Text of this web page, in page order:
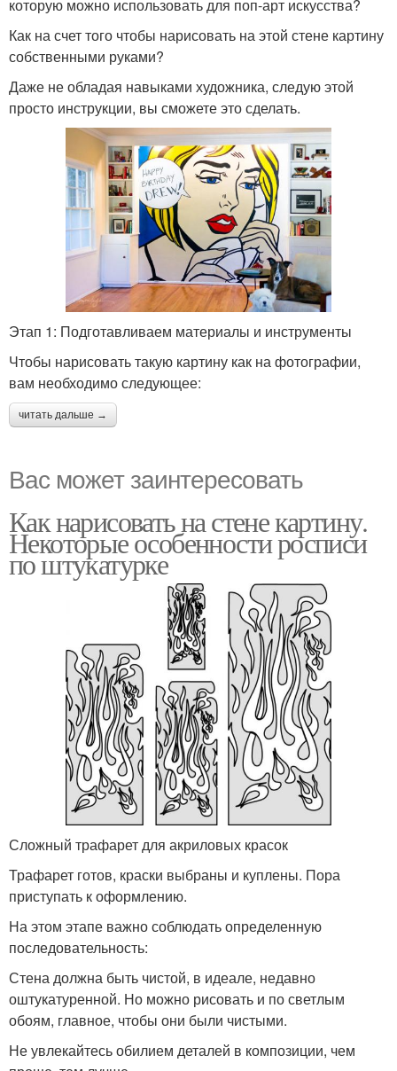
которую можно использовать для поп-арт искусства?
Как на счет того чтобы нарисовать на этой стене картину
собственными руками?
Даже не обладая навыками художника, следую этой
просто инструкции, вы сможете это сделать.
Этап 1: Подготавливаем материалы и инструменты
Чтобы нарисовать такую картину как на фотографии,
вам необходимо следующее:
читать дальше →
Вас может заинтересовать
Как нарисовать на стене картину.
Некоторые особенности росписи
по штукатурке
Сложный трафарет для акриловых красок
Трафарет готов, краски выбраны и куплены. Пора
приступать к оформлению.
На этом этапе важно соблюдать определенную
последовательность:
Стена должна быть чистой, в идеале, недавно
оштукатуренной. Но можно рисовать и по светлым
обоям, главное, чтобы они были чистыми.
Не увлекайтесь обилием деталей в композиции, чем